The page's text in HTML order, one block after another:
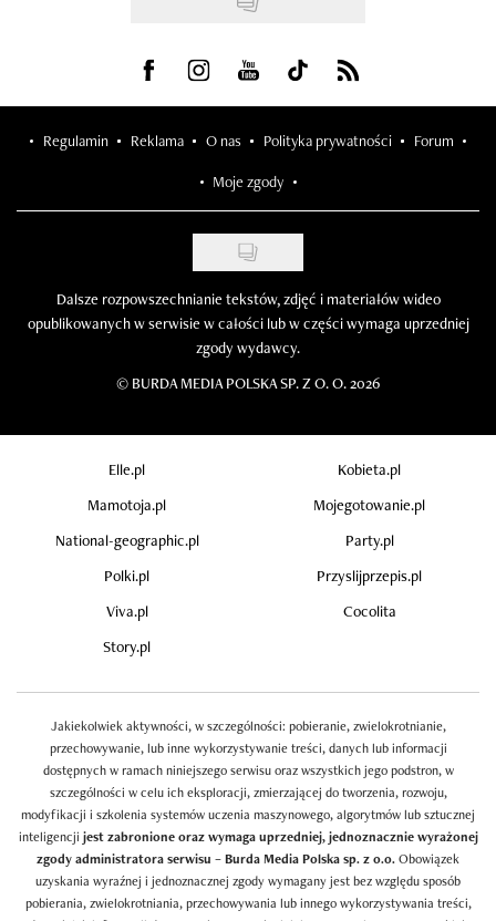
Visit us on Facebook
Visit us on Instagram
Visit us on Youtube
Visit us on Tiktok
Visit us on Rss
Regulamin Reklama O nas Polityka prywatności Forum
Moje zgody
Dalsze rozpowszechnianie tekstów, zdjęć i materiałów wideo
opublikowanych w serwisie w całości lub w części wymaga uprzedniej
zgody wydawcy.
© BURDA MEDIA POLSKA SP. Z O. O. 2026
Elle.pl
Kobieta.pl
Mamotoja.pl
Mojegotowanie.pl
National-geographic.pl
Party.pl
Polki.pl
Przyslijprzepis.pl
Viva.pl
Cocolita
Story.pl
Jakiekolwiek aktywności, w szczególności: pobieranie, zwielokrotnianie,
przechowywanie, lub inne wykorzystywanie treści, danych lub informacji
dostępnych w ramach niniejszego serwisu oraz wszystkich jego podstron, w
szczególności w celu ich eksploracji, zmierzającej do tworzenia, rozwoju,
modyfikacji i szkolenia systemów uczenia maszynowego, algorytmów lub sztucznej
inteligencji jest zabronione oraz wymaga uprzedniej, jednoznacznie wyrażonej
zgody administratora serwisu – Burda Media Polska sp. z o.o.Obowiązek
uzyskania wyraźnej i jednoznacznej zgody wymagany jest bez względu sposób
pobierania, zwielokrotniania, przechowywania lub innego wykorzystywania treści,